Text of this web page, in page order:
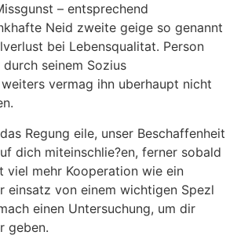
– entsprechend
Neid zweite geige so genannt
bei Lebensqualitat. Person
seinem Sozius
vermag ihn uberhaupt nicht
Regung eile, unser Beschaffenheit
dich miteinschlie?en, ferner sobald
viel mehr Kooperation wie ein
einsatz von einem wichtigen Spezl
einen Untersuchung, um dir
geben.